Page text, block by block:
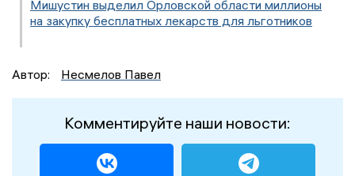
Мишустин выделил Орловской области миллионы
на закупку бесплатных лекарств для льготников
Автор: Несмелов Павел
Комментируйте наши новости: